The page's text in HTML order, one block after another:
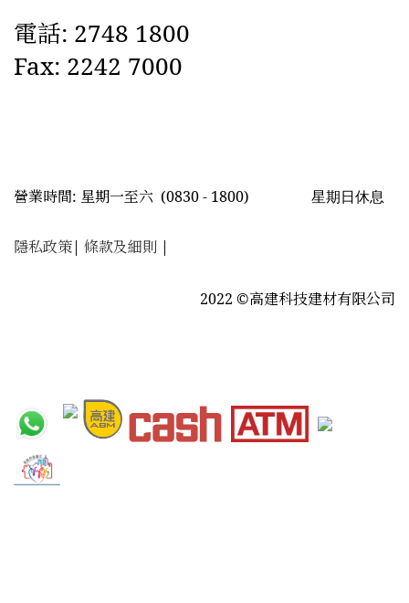
電話: 2748 1800
Fax: 2242 7000
營業時間: 星期一至六 (0830 - 1800) 星期日休息
隱私政策| 條款及細則 |
2022 ©高建科技建材有限公司